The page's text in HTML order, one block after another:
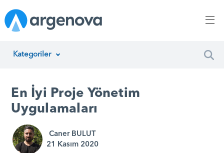
Kategoriler
Argenova
Yazılım Geliştirme
Girişimcilik
En İyi Proje Yönetim
Uygulamaları
Caner BULUT
21 Kasım 2020